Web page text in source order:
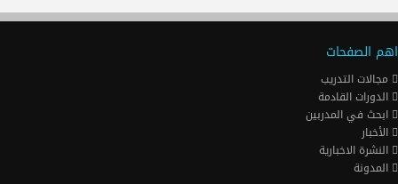
اهم الصفحات
مجالات التدريب
الدورات القادمة
ابحث في المدربين
الأخبار
النشرة الاخبارية
المدونة